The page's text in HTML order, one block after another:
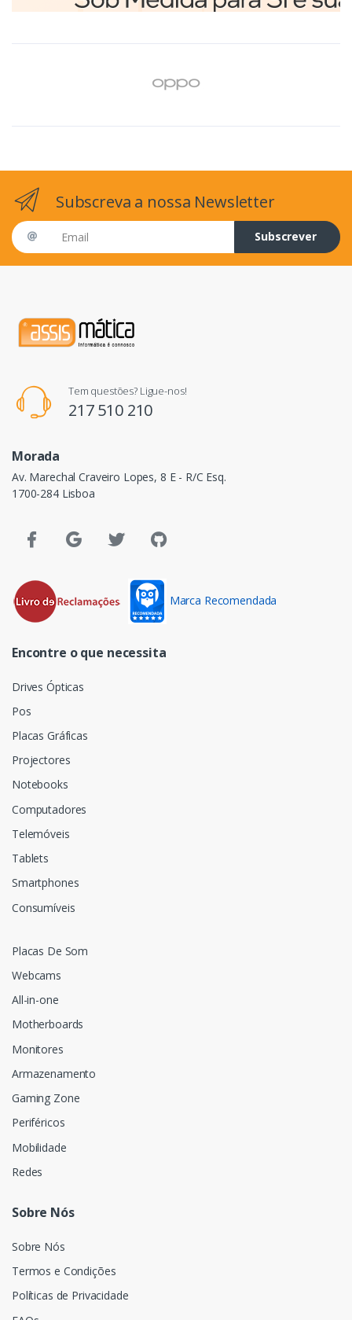
Subscreva a nossa Newsletter
Email address
Subscrever
Tem questões? Ligue-nos!
217 510 210
Morada
Av. Marechal Craveiro Lopes, 8 E - R/C Esq.
1700-284 Lisboa
Marca Recomendada
Encontre o que necessita
Drives Ópticas
Pos
Placas Gráficas
Projectores
Notebooks
Computadores
Telemóveis
Tablets
Smartphones
Consumíveis
Placas De Som
Webcams
All-in-one
Motherboards
Monitores
Armazenamento
Gaming Zone
Periféricos
Mobilidade
Redes
Sobre Nós
Sobre Nós
Termos e Condições
Políticas de Privacidade